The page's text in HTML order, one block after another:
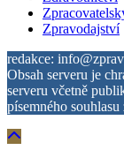
Zpravodajství
redakce:
Obsah serveru je
serveru včetně
písemného souhlasu